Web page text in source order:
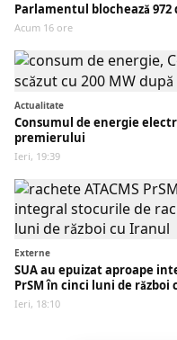
Parlamentul blochează
Acum 16 ore
Actualitate
Consumul de energie
premierului
Ieri, 19:39
Externe
SUA au epuizat aproape
PrSM în cinci luni de război
Ieri, 18:10